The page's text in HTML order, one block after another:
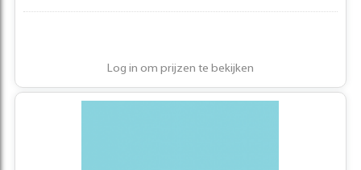
Log in om prijzen te bekijken